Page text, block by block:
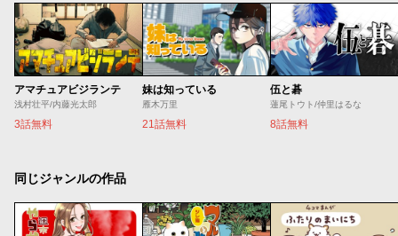
アマチュアビジランテ
浅村壮平/内藤光太郎
3話無料
妹は知っている
雁木万里
21話無料
伍と碁
蓮尾トウト/仲里はるな
8話無料
同じジャンルの作品